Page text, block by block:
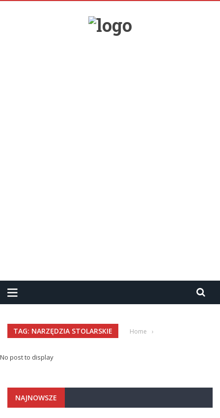
TAG: NARZĘDZIA STOLARSKIE Home ›
No post to display
NAJNOWSZE